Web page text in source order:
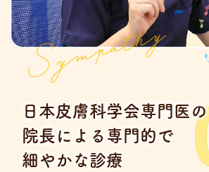
Sympathy
日本皮膚科学会専門医の
院長による専門的で
細やかな診療